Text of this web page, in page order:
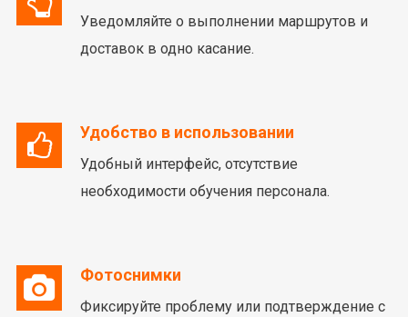
Уведомляйте о выполнении маршрутов и
доставок в одно касание.
Удобство в использовании
Удобный интерфейс, отсутствие
необходимости обучения персонала.
Фотоснимки
Фиксируйте проблему или подтверждение с